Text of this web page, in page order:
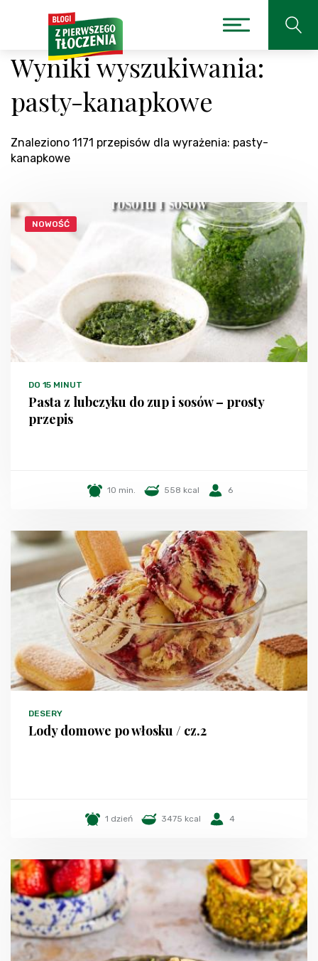
Wyniki wyszukiwania:
pasty-kanapkowe
Znaleziono 1171 przepisów dla wyrażenia: pasty-
kanapkowe
NOWOŚĆ
DO 15 MINUT
Pasta z lubczyku do zup i sosów – prosty
przepis
10 min. 558 kcal 6
DESERY
Lody domowe po włosku / cz.2
1 dzień 3475 kcal 4